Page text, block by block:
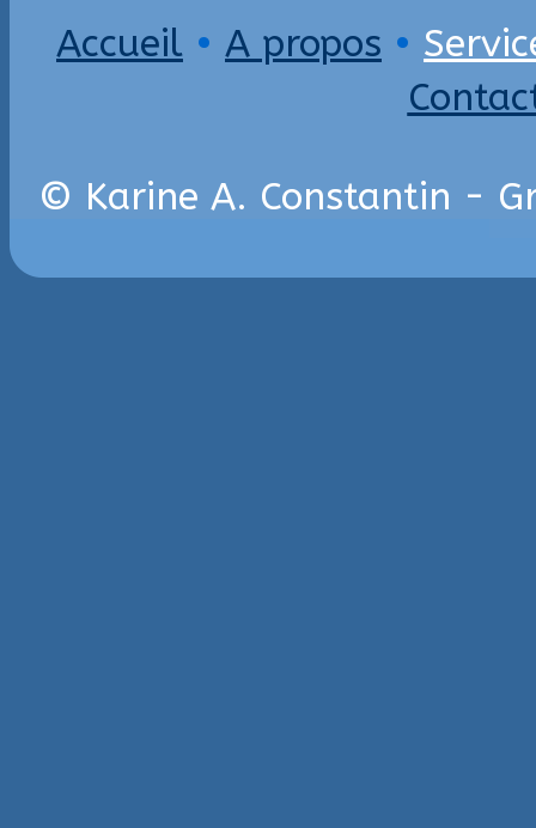
Accueil • A propos •
© Karine A. Constantin -